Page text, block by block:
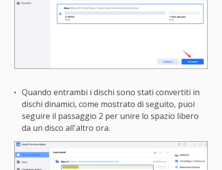
Quando entrambi i dischi sono stati convertiti in
dischi dinamici, come mostrato di seguito, puoi
seguire il passaggio 2 per unire lo spazio libero
da un disco all'altro ora.